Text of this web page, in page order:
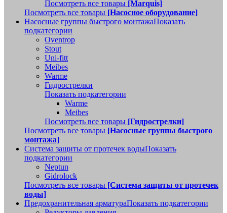
Посмотреть все товары [Marquis]
Посмотреть все товары [Насосное оборудование]
Насосные группы быстрого монтажаПоказать
подкатегории
Oventrop
Stout
Uni-fitt
Meibes
Warme
Гидрострелки
Показать подкатегории
Warme
Meibes
Посмотреть все товары [Гидрострелки]
Посмотреть все товары [Насосные группы быстрого
монтажа]
Система защиты от протечек водыПоказать
подкатегории
Neptun
Gidrolock
Посмотреть все товары [Система защиты от протечек
воды]
Предохранительная арматураПоказать подкатегории